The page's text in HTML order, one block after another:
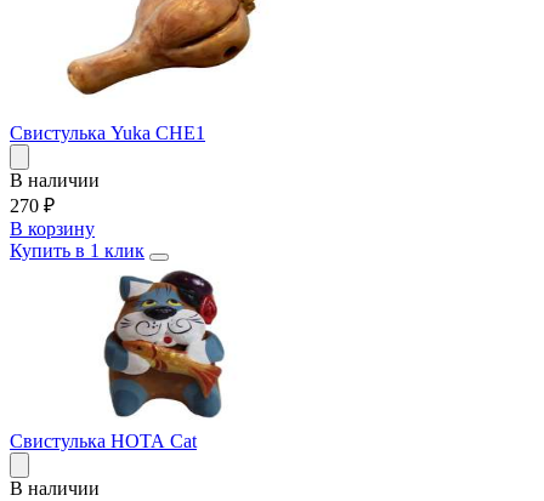
Свистулька Yuka CHE1
В наличии
270 ₽
В корзину
Купить в 1 клик
Свистулька НОТА Cat
В наличии